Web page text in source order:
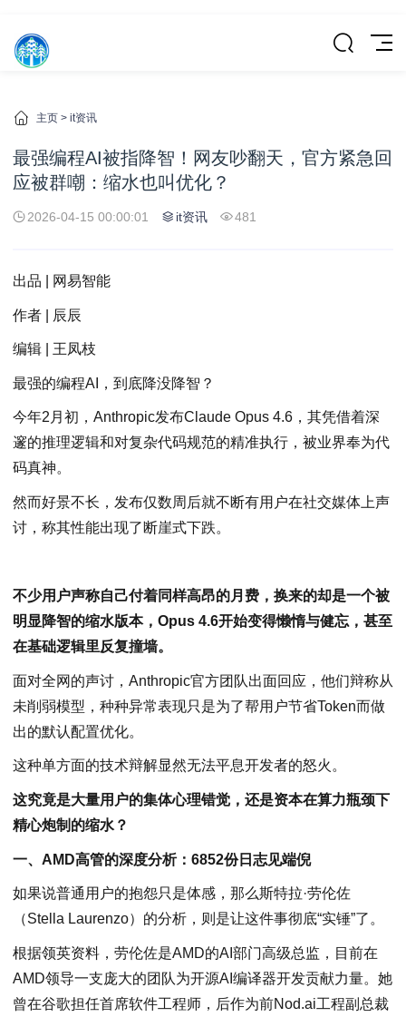
主页 > it资讯
最强编程AI被指降智！网友吵翻天，官方紧急回
应被群嘲：缩水也叫优化？
2026-04-15 00:00:01 it资讯 481
出品 | 网易智能
作者 | 辰辰
编辑 | 王凤枝
最强的编程AI，到底降没降智？
今年2月初，Anthropic发布Claude Opus 4.6，其凭借着深
邃的推理逻辑和对复杂代码规范的精准执行，被业界奉为代
码真神。
然而好景不长，发布仅数周后就不断有用户在社交媒体上声
讨，称其性能出现了断崖式下跌。
不少用户声称自己付着同样高昂的月费，换来的却是一个被
明显降智的缩水版本，Opus 4.6开始变得懒惰与健忘，甚至
在基础逻辑里反复撞墙。
面对全网的声讨，Anthropic官方团队出面回应，他们辩称从
未削弱模型，种种异常表现只是为了帮用户节省Token而做
出的默认配置优化。
这种单方面的技术辩解显然无法平息开发者的怒火。
这究竟是大量用户的集体心理错觉，还是资本在算力瓶颈下
精心炮制的缩水？
一、AMD高管的深度分析：6852份日志见端倪
如果说普通用户的抱怨只是体感，那么斯特拉·劳伦佐
（Stella Laurenzo）的分析，则是让这件事彻底“实锤”了。
根据领英资料，劳伦佐是AMD的AI部门高级总监，目前在
AMD领导一支庞大的团队为开源AI编译器开发贡献力量。她
曾在谷歌担任首席软件工程师，后作为前Nod.ai工程副总裁